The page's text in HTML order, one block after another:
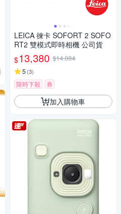
LEICA 徠卡 SOFORT 2 SOFO
RT2 雙模式即時相機 公司貨
$13,380 $14,084
5 (3)
限時下殺 券
加入購物車